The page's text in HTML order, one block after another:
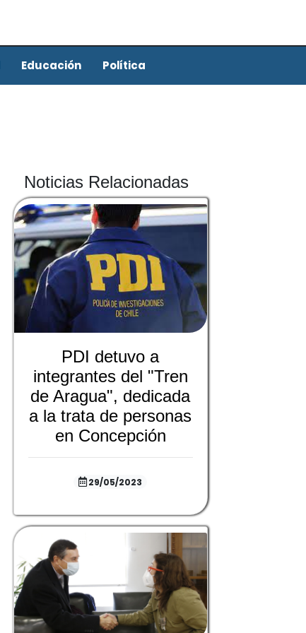
Educación Política
Noticias Relacionadas
PDI detuvo a
integrantes del "Tren
de Aragua", dedicada
a la trata de personas
en Concepción
29/05/2023